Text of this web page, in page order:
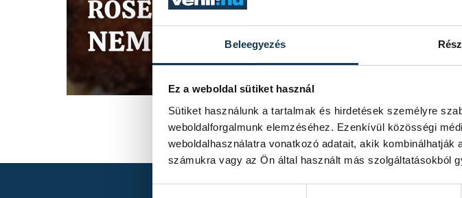
Beleegyezés
Ez a weboldal sütiket használ
Sütiket használunk a tartalmak és hirdetések személyre
weboldalforgalmunk elemzéséhez. Ezenkívül közösségi
weboldalhasználatra vonatkozó adatait, akik
számukra vagy az Ön által használt más szolgáltatásokból